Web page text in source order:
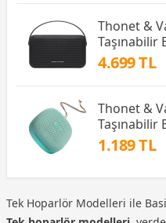
Thonet &
4.699 TL
Thonet &
1.189 TL
Tek Hoparlör Modelleri ile